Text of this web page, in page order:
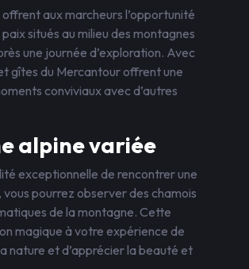
aux marcheurs l’opportunité
situés au milieu des montagnes
une journée d’exploration. Avec
gîtes du Mercantour offrent une
conviviaux avec d’autres
alpine variée
exceptionnelle de rencontrer une
pourrez observer des chamois
de la montagne. Cette
magique à votre expérience de
nature et d’apprécier la beauté et